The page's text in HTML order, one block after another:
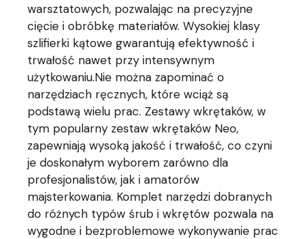
warsztatowych, pozwalając na precyzyjne
cięcie i obróbkę materiałów. Wysokiej klasy
szlifierki kątowe gwarantują efektywność i
trwałość nawet przy intensywnym
użytkowaniu.Nie można zapominać o
narzędziach ręcznych, które wciąż są
podstawą wielu prac. Zestawy wkrętaków, w
tym popularny zestaw wkrętaków Neo,
zapewniają wysoką jakość i trwałość, co czyni
je doskonałym wyborem zarówno dla
profesjonalistów, jak i amatorów
majsterkowania. Komplet narzędzi dobranych
do różnych typów śrub i wkrętów pozwala na
wygodne i bezproblemowe wykonywanie prac